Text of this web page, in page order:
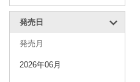
発売日
発売月
2026年06月